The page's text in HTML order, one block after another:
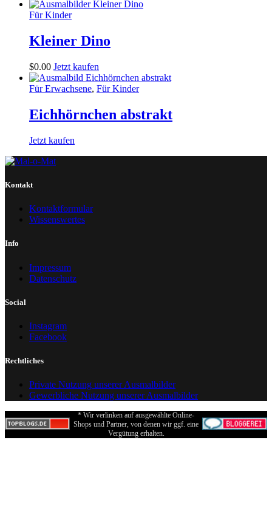
Für Kinder
Kleiner Dino
$0.00 Jetzt kaufen
Für Erwachsene, Für Kinder
Eichhörnchen abstrakt
Jetzt kaufen
Kontakt
Kontaktformular
Wissenswertes
Info
Impressum
Datenschutz
Social
Instagram
Facebook
Rechtliches
Private Nutzung unserer Ausmalbilder
Gewerbliche Nutzung unserer Ausmalbilder
* Wir verlinken auf ausgewählte Online-
Shops und Partner, von denen wir ggf. eine
Vergütung erhalten.